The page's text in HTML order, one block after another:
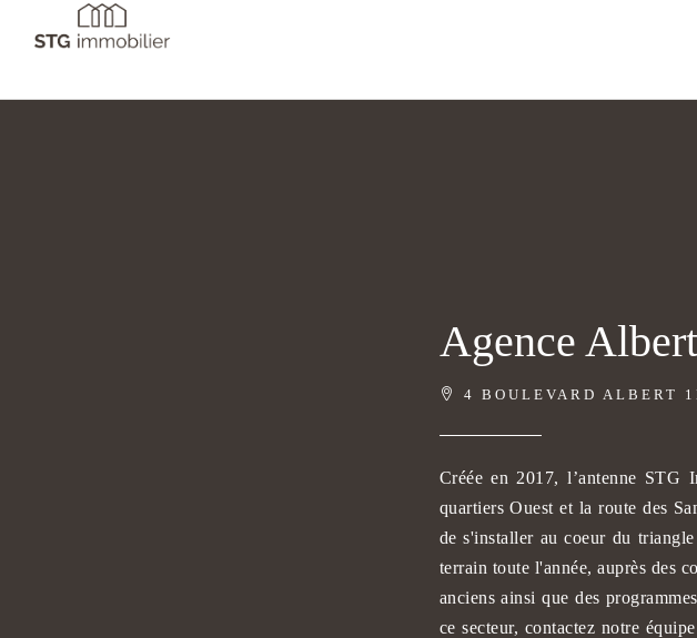
Agence
4 BOULEVARD ALBERT
Créée en 2017, l’antenne
quartiers Ouest et la route des
de s'installer au coeur du
terrain toute l'année, auprès des
anciens ainsi que des
ce secteur, contactez notre